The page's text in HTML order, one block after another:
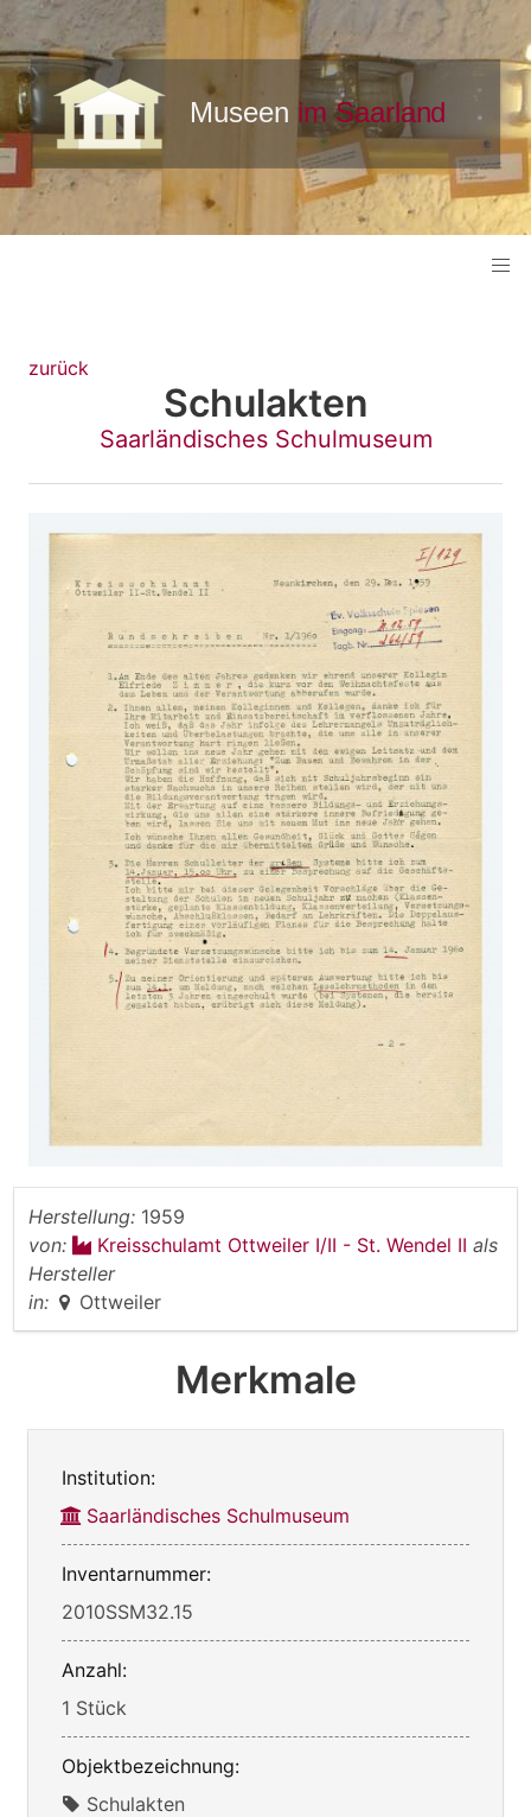
zurück
Schulakten
Saarländisches Schulmuseum
Herstellung: 1959
von:
Kreisschulamt Ottweiler I/II - St. Wendel II als
Hersteller
in:
Ottweiler
Merkmale
Institution:
Saarländisches Schulmuseum
Inventarnummer:
2010SSM32.15
Anzahl:
1 Stück
Objektbezeichnung:
Schulakten